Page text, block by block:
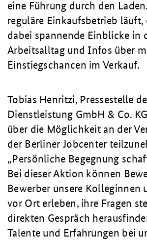
eine Führung durch den
reguläre Einkaufsbetrieb läuft,
dabei spannende Einblicke in
Arbeitsalltag und Infos über
Einstiegschancen im Verkauf.
Tobias Henritzi, Pressestelle
Dienstleistung GmbH & Co.
über die Möglichkeit an der
der Berliner Jobcenter
„Persönliche Begegnung
Bei dieser Aktion können
Bewerber unsere Kolleginnen
vor Ort erleben, ihre Fragen
direkten Gespräch
Talente und Erfahrungen bei